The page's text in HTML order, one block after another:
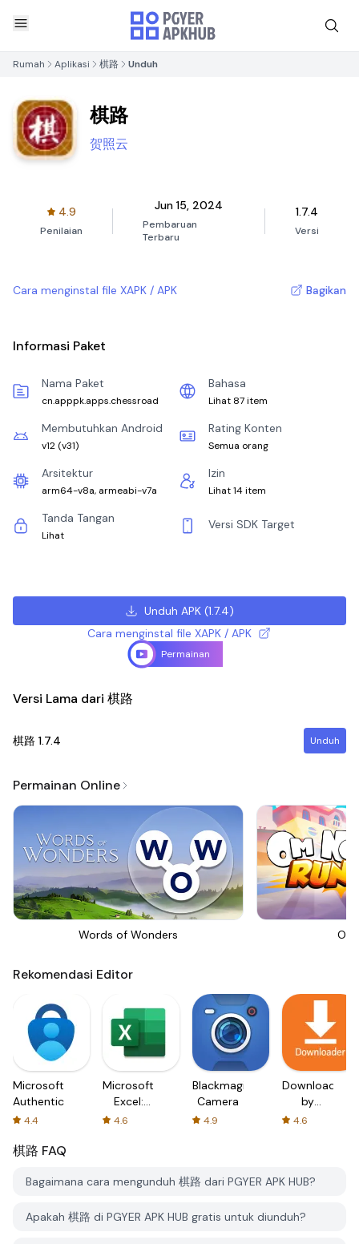
Rumah Aplikasi 棋路 Unduh
棋路
贺照云
4.9
Penilaian
Jun 15, 2024
Pembaruan
Terbaru
1.7.4
Versi
Cara menginstal file XAPK / APK Bagikan
Informasi Paket
Nama Paket
cn.apppk.apps.chessroad
Bahasa
Lihat 87 item
Membutuhkan Android
v12 (v31)
Rating Konten
Semua orang
Arsitektur
arm64-v8a, armeabi-v7a
Izin
Lihat 14 item
Tanda Tangan
Lihat
Versi SDK Target
Unduh APK(1.7.4)
Cara menginstal file XAPK / APK
Permainan
Versi Lama dari 棋路
棋路 1.7.4 Unduh
Permainan Online
Words of Wonders Om
Rekomendasi Editor
Microsoft
Authenticator
4.4
Microsoft
Excel:
Spreadsheets
4.6
Blackmagic
Camera
4.9
Downloader
by
AFTVnews
4.6
棋路 FAQ
Bagaimana cara mengunduh 棋路 dari PGYER APK HUB?
Apakah 棋路 di PGYER APK HUB gratis untuk diunduh?